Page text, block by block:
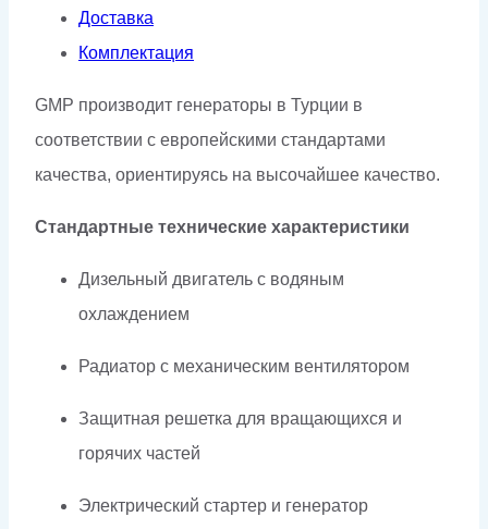
Доставка
Комплектация
GMP производит генераторы в Турции в
соответствии с европейскими стандартами
качества, ориентируясь на высочайшее качество.
Стандартные технические характеристики
Дизельный двигатель с водяным
охлаждением
Радиатор с механическим вентилятором
Защитная решетка для вращающихся и
горячих частей
Электрический стартер и генератор